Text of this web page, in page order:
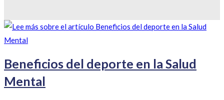
Beneficios del deporte en la Salud
Mental